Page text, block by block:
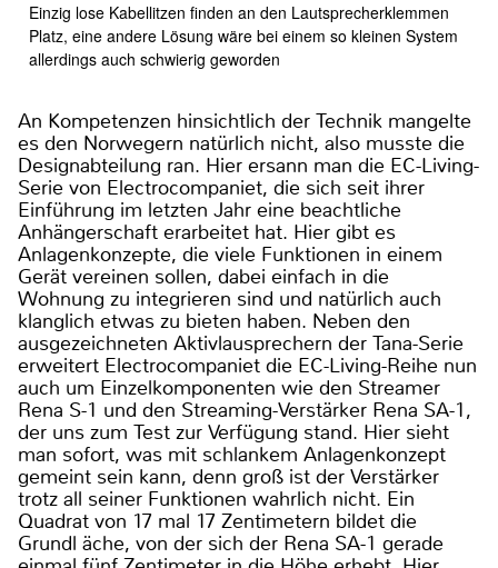
Einzig lose Kabellitzen finden an den Lautsprecherklemmen
Platz, eine andere Lösung wäre bei einem so kleinen System
allerdings auch schwierig geworden
An Kompetenzen hinsichtlich der Technik mangelte
es den Norwegern natürlich nicht, also musste die
Designabteilung ran. Hier ersann man die EC-Living-
Serie von Electrocompaniet, die sich seit ihrer
Einführung im letzten Jahr eine beachtliche
Anhängerschaft erarbeitet hat. Hier gibt es
Anlagenkonzepte, die viele Funktionen in einem
Gerät vereinen sollen, dabei einfach in die
Wohnung zu integrieren sind und natürlich auch
klanglich etwas zu bieten haben. Neben den
ausgezeichneten Aktivlausprechern der Tana-Serie
erweitert Electrocompaniet die EC-Living-Reihe nun
auch um Einzelkomponenten wie den Streamer
Rena S-1 und den Streaming-Verstärker Rena SA-1,
der uns zum Test zur Verfügung stand. Hier sieht
man sofort, was mit schlankem Anlagenkonzept
gemeint sein kann, denn groß ist der Verstärker
trotz all seiner Funktionen wahrlich nicht. Ein
Quadrat von 17 mal 17 Zentimetern bildet die
Grundl äche, von der sich der Rena SA-1 gerade